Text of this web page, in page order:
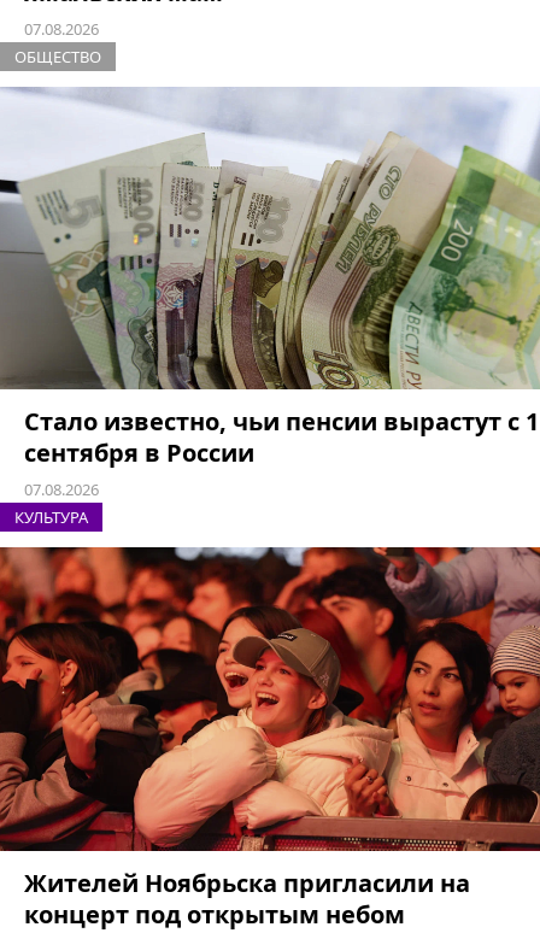
07.08.2026
ОБЩЕСТВО
Стало известно, чьи пенсии вырастут с 1
сентября в России
07.08.2026
КУЛЬТУРА
Жителей Ноябрьска пригласили на
концерт под открытым небом